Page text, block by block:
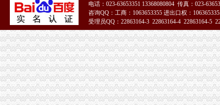
变更人后海关报关注册登记证书要办理变更需要哪些资料？-阿里巴
企业的《中华共和国海关进出口货物收发货人报关注册登记证书》
中华共和国海关进出口货人报关注册登记证书逾期年检失效后该怎
海关报关登记证书
南通海关提醒进出口企业及时变更报关注册登记证书信息__江海
变更人后海关报关注册登记证书要办理变更需要哪些资料？_已解决-
《中华共和国海关报关单位注册登记证书》变更材料
《中华共和国海关报关单位注册登记证书》备案材料
海关进出口货物收发货人报关注册登记证书
关于《海关报关单位注册登记证书》的几个问题.-报关报检-福步外
电话：023-63653351 13368080804 传真：023-
咨询QQ：工商：1063653355 进出口权：
受理员QQ：22863164-3 22863164-4 22863164-5